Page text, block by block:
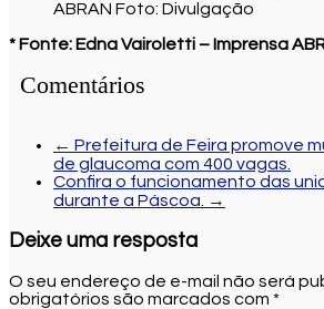
ABRAN Foto: Divulgação
* Fonte: Edna Vairoletti – Imprensa
Comentários
← Prefeitura de Feira promove
de glaucoma com 400 vagas.
Confira o funcionamento das
durante a Páscoa.
→
Deixe uma resposta
O seu endereço de e-mail não será
obrigatórios são marcados com *